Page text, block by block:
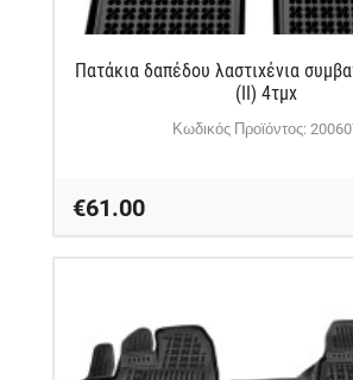
Πατάκια δαπέδου λαστιχένια
(II) 4τμχ
Κωδικός Προϊόντος:
€61.00